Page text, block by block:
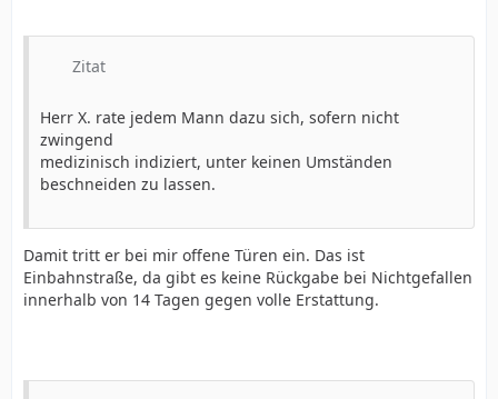
Zitat
Herr X. rate jedem Mann dazu sich, sofern nicht
zwingend
medizinisch indiziert, unter keinen Umständen
beschneiden zu lassen.
Damit tritt er bei mir offene Türen ein. Das ist
Einbahnstraße, da gibt es keine Rückgabe bei Nichtgefallen
innerhalb von 14 Tagen gegen volle Erstattung.